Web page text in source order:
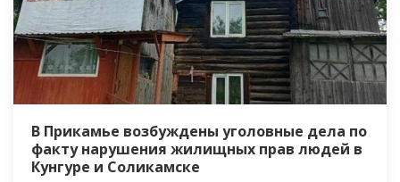
В Прикамье возбуждены уголовные дела по
факту нарушения жилищных прав людей в
Кунгуре и Соликамске